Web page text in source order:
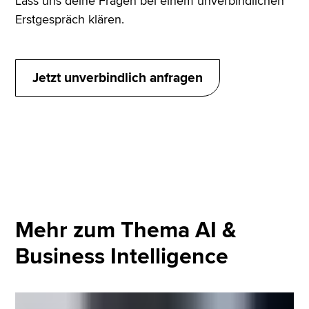
Erstgespräch klären.
Jetzt unverbindlich anfragen
Mehr zum Thema AI &
Business Intelligence